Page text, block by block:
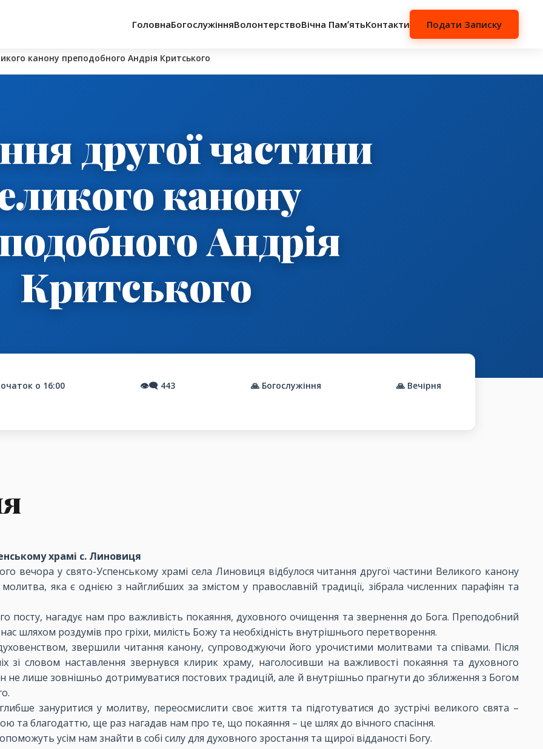
ГоловнаБогослужінняВолонтерствоВічна ПамʼятьКонтакти Подати Записку
канону преподобного Андрія Критського
другої частини
канону
Андрія
Критського
о 16:00 👁️‍🗨️ 443 🙏 Богослужіння 🙏 Вечірня
храмі с. Линовиця
вечора у свято-Успенському храмі села Линовиця відбулося читання другої частини Великого канону
яка є однією з найглибших за змістом у православній традиції, зібрала численних парафіян та
посту, нагадує нам про важливість покаяння, духовного очищення та звернення до Бога. Преподобний
шляхом роздумів про гріхи, милість Божу та необхідність внутрішнього перетворення.
звершили читання канону, супроводжуючи його урочистими молитвами та співами. Після
зі словом наставлення звернувся клирик храму, наголосивши на важливості покаяння та духовного
не лише зовнішньо дотримуватися постових традицій, але й внутрішньо прагнути до зближення з Богом
зануритися у молитву, переосмислити своє життя та підготуватися до зустрічі великого свята –
та благодаттю, ще раз нагадав нам про те, що покаяння – це шлях до вічного спасіння.
усім нам знайти в собі силу для духовного зростання та щирої відданості Богу.